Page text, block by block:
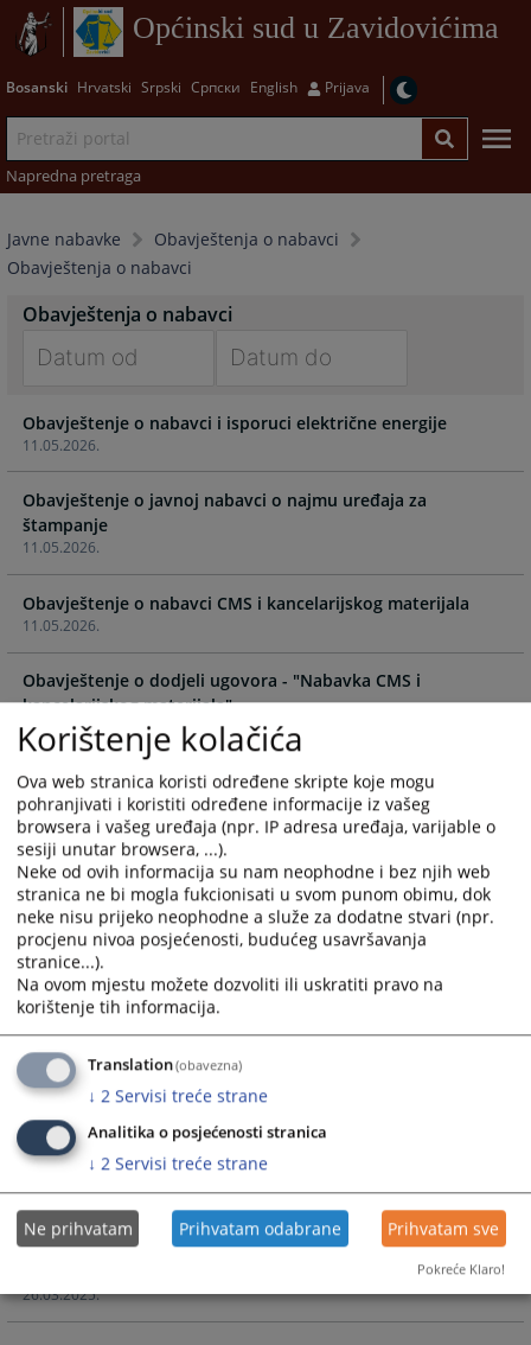
Općinski sud u Zavidovićima
Bosanski Hrvatski Srpski Српски English Prijava
Napredna pretraga
Javne nabavke
Obavještenja o nabavci
Obavještenja o nabavci
Obavještenja o nabavci
forward
to
interact
with
the
calendar
and
select
a
date.
Press
the
question
key
to
get
the
keyboard
shortcuts
for
changing
dates.
forward
interact
with
and
select
date.
Press
the
question
key
to
get
the
keyboard
shortcuts
for
changing
dates.
11.05.2026.
Obavještenje o nabavci i isporuci električne energije
11.05.2026.
Obavještenje o javnoj nabavci o najmu uređaja za
štampanje
11.05.2026.
Obavještenje o nabavci CMS i kancelarijskog materijala
05.05.2025.
Obavještenje o dodjeli ugovora - "Nabavka CMS i
kancelarijskog materijala"
16.04.2025.
GODIŠNJE OBAVJEŠTENJE O DODJELI UGOVORA ZA
NEPRIORITETNE
USLUGE
16.04.2025.
Obavještenje o nabavci kancelarijskog namještaja
26.03.2025.
Obavještenje o nabavci usluge iz Aneksa II Hotelske usluge
Obavještenje o nabavci usluge iz Aneksa II Organizacije
seminara i obuka-kotizacije
26.03.2025.
Obavještenje o nabavci usluge iz ANEKSA II poštanske
usluge
26.03.2025.
Obavještenje o nabavci CMS i kancelarijskog materijala
Korištenje kolačića
Ova web stranica koristi određene skripte koje mogu
pohranjivati i koristiti određene informacije iz vašeg
browsera i vašeg uređaja (npr. IP adresa uređaja, varijable o
sesiji unutar browsera, ...).
Neke od ovih informacija su nam neophodne i bez njih web
stranica ne bi mogla fukcionisati u svom punom obimu, dok
neke nisu prijeko neophodne a služe za dodatne stvari (npr.
procjenu nivoa posjećenosti, budućeg usavršavanja
stranice...).
Na ovom mjestu možete dozvoliti ili uskratiti pravo na
korištenje tih informacija.
Translation(obavezna)
↓ 2 Servisi treće strane
Analitika o posjećenosti stranica
↓ 2 Servisi treće strane
Ne prihvatam Prihvatam odabrane Prihvatam sve
Pokreće Klaro!